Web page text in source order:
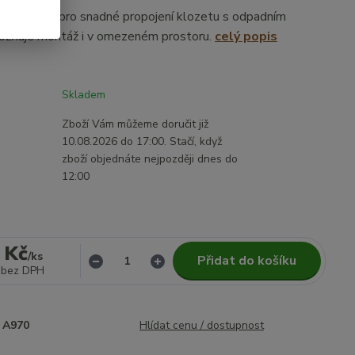
k WC pro snadné propojení klozetu s odpadním
montáž i v omezeném prostoru. celý popis
Skladem
Zboží Vám můžeme doručit již
10.08.2026 do 17:00. Stačí, když
zboží objednáte nejpozději dnes do
12:00
/ks
bez DPH
Přidat do košíku
A970 Hlídat cenu / dostupnost